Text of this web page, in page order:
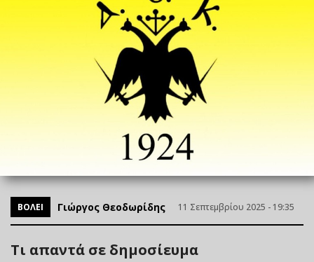
ΒΟΛΕΙ Γιώργος Θεοδωρίδης 11 Σεπτεμβρίου 2025 - 19:35
Τι απαντά σε δημοσίευμα